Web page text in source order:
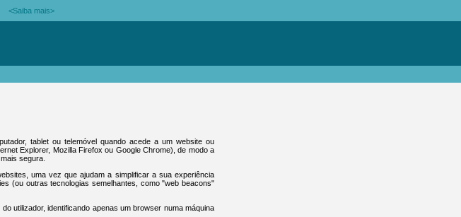
<Saiba mais>
tablet ou telemóvel quando acede a um website ou
Explorer, Mozilla Firefox ou Google Chrome), de modo a
segura.
uma vez que ajudam a simplificar a sua experiência
(ou outras tecnologias semelhantes, como "web beacons"
utilizador, identificando apenas um browser numa máquina